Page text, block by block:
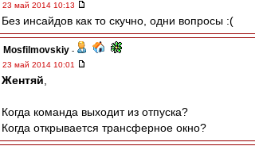
23 май 2014 10:13
Без инсайдов как то скучно, одни вопросы :(
Mosfilmovskiy -
23 май 2014 10:01
Жентяй
Когда команда выходит из отпуска?
Когда открывается трансферное окно?